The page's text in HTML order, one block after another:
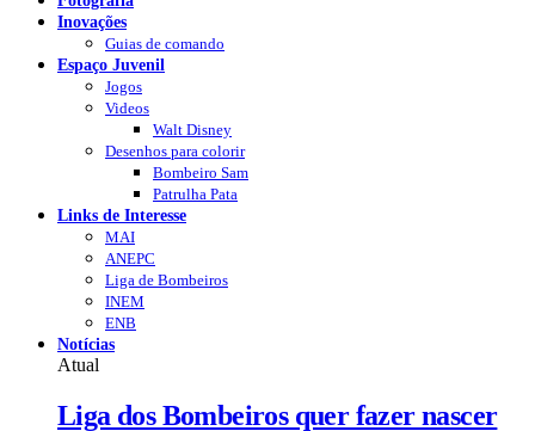
Inovações
Guias de comando
Espaço Juvenil
Jogos
Videos
Walt Disney
Desenhos para colorir
Bombeiro Sam
Patrulha Pata
Links de Interesse
MAI
ANEPC
Liga de Bombeiros
INEM
ENB
Notícias
Atual
Liga dos Bombeiros quer fazer nascer